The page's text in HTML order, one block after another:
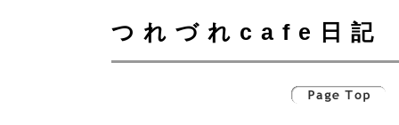
つれづれcafe日記